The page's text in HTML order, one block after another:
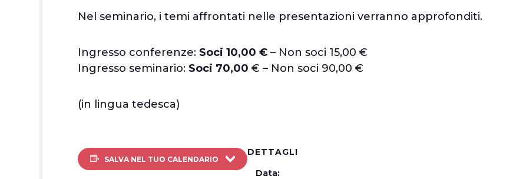
Nel seminario, i temi affrontati nelle presentazioni verranno approfonditi.
Ingresso conferenze: Soci 10,00 € – Non soci 15,00 €
Ingresso seminario: Soci 70,00 € – Non soci 90,00 €
(in lingua tedesca)
SALVA NEL TUO CALENDARIO
DETTAGLI
Data: